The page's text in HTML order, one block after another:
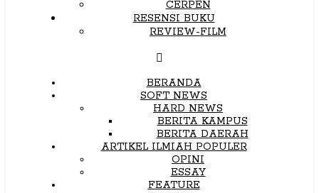
CERPEN
RESENSI BUKU
REVIEW-FILM
BERANDA
SOFT NEWS
HARD NEWS
BERITA KAMPUS
BERITA DAERAH
ARTIKEL ILMIAH POPULER
OPINI
ESSAY
FEATURE